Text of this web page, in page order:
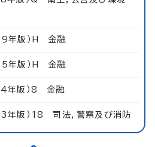
年版）H 金融
年版）H 金融
年版）8 金融
年版）18 司法，警察及び消防